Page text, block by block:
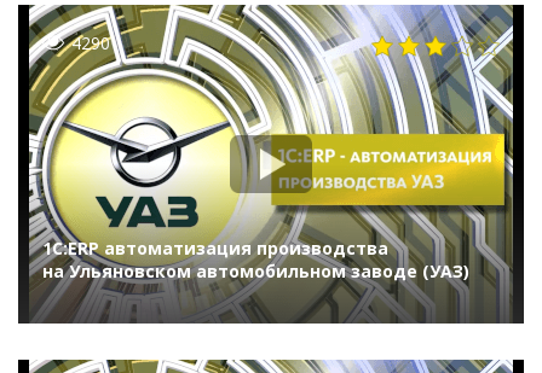
4290
1С:ERP автоматизация производства
на Ульяновском автомобильном заводе (УАЗ)